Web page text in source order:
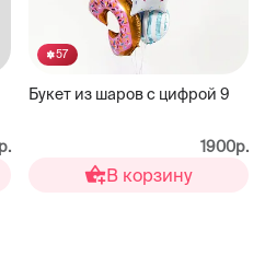
57
Букет из шаров с цифрой 9
1900р.
В корзину